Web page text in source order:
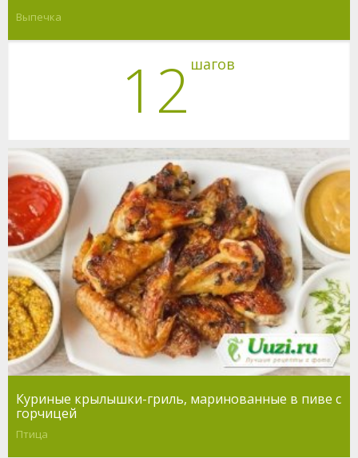
Выпечка
12 шагов
Куриные крылышки-гриль, маринованные в пиве с
горчицей
Птица